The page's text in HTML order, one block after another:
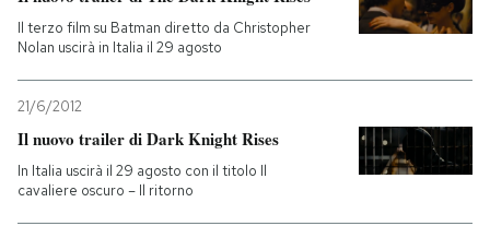
Il terzo film su Batman diretto da Christopher
Nolan uscirà in Italia il 29 agosto
21/6/2012
Il nuovo trailer di Dark Knight Rises
In Italia uscirà il 29 agosto con il titolo Il
cavaliere oscuro – Il ritorno